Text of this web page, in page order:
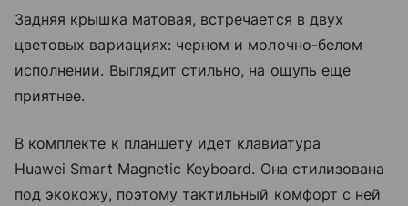
Задняя крышка матовая, встречается в двух
цветовых вариациях: черном и молочно-белом
исполнении. Выглядит стильно, на ощупь еще
приятнее.
В комплекте к планшету идет клавиатура
Huawei Smart Magnetic Keyboard. Она стилизована
под экокожу, поэтому тактильный комфорт с ней